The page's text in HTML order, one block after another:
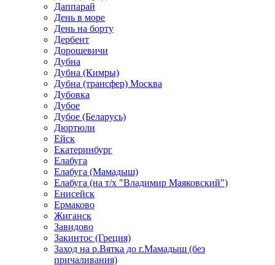
Даппарай
День в море
День на борту
Дербент
Дорошевичи
Дубна
Дубна (Кимры)
Дубна (трансфер) Москва
Дубовка
Дубое
Дубое (Беларусь)
Дюртюли
Ейск
Екатеринбург
Елабуга
Елабуга (Мамадыш)
Елабуга (на т/х "Владимир Маяковский")
Енисейск
Ермаково
Жиганск
Завидово
Закинтос (Греция)
Заход на р.Вятка до г.Мамадыш (без
причаливания)